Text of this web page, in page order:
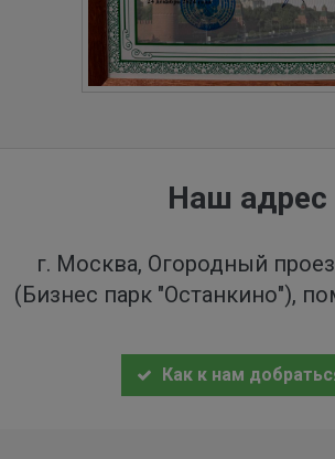
Наш адрес
г. Москва, Огородный
(Бизнес парк "Останкино"),
Как к нам